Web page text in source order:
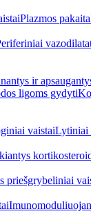
Plazmos
ir
ligoms gydyti
vaistaiLytiniai
priešgrybeliniai